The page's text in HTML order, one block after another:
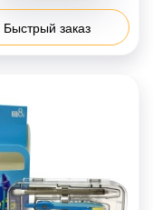
Быстрый заказ